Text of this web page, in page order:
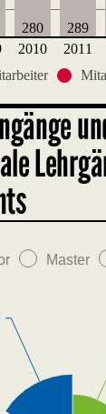
2010 2011
280 289
Master